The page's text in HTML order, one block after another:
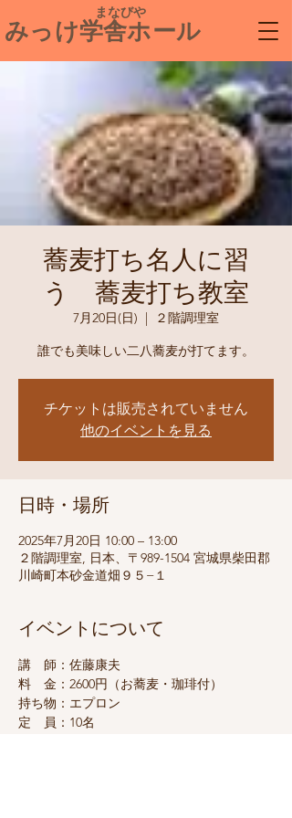
​ まなびや
みっけ学舎ホール
蕎麦打ち名人に習
う 蕎麦打ち教室
7月20日(日)
  |
２階調理室
誰でも美味しい二八蕎麦が打てます。
チケットは販売されていません
他のイベントを見る
日時・場所
2025年7月20日 10:00 – 13:00
２階調理室, 日本、〒989-1504 宮城県柴田郡
川崎町本砂金道畑９５−１
イベントについて
講　師：佐藤康夫
料　金：2600円（お蕎麦・珈琲付）
持ち物：エプロン
定　員：10名